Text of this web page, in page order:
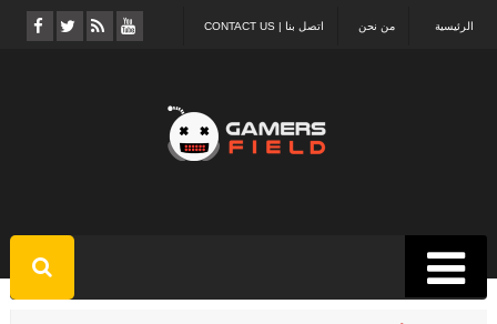
اتصل بنا | CONTACT US من نحن الرئيسية